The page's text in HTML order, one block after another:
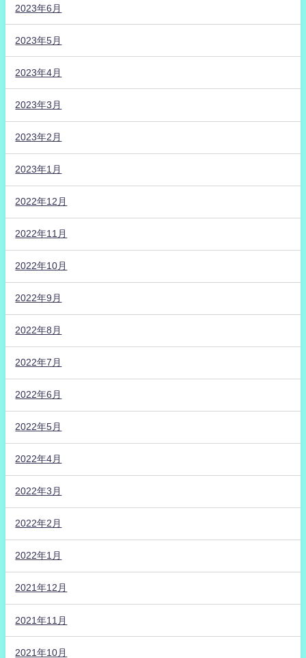
2023年6月
2023年5月
2023年4月
2023年3月
2023年2月
2023年1月
2022年12月
2022年11月
2022年10月
2022年9月
2022年8月
2022年7月
2022年6月
2022年5月
2022年4月
2022年3月
2022年2月
2022年1月
2021年12月
2021年11月
2021年10月